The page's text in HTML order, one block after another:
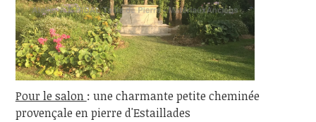
Pour le salon : une charmante petite cheminée
provençale en pierre d'Estaillades